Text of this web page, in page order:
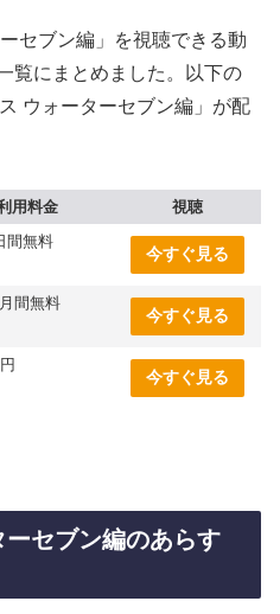
セブン編」を視聴できる動
覧にまとめました。以下の
ウォーターセブン編」が配
用料金
視聴
間無料
今すぐ見る
間無料
今すぐ見る
今すぐ見る
セブン編のあらす